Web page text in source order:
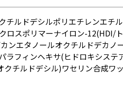
チルドデシルポリエチレンエチ
ロスポリマーナイロン-12(HDI/
ンエタノールオクチルドデカノ
ラフィンヘキサ(ヒドロキシステ
クチルドデシル)ワセリン合成ワ